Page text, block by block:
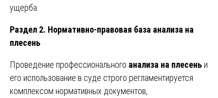
ущерба.
Раздел 2. Нормативно-правовая база анализа на
плесень
Проведение профессионального анализа на плесень и
его использование в суде строго регламентируется
комплексом нормативных документов,